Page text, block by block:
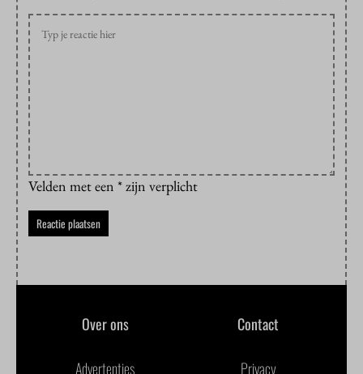
Velden met een * zijn verplicht
Over ons Contact
Advertenties Privacy